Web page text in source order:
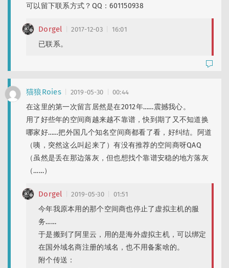
可以留下联系方式？QQ：601150938
Dorgel 2017-12-03 16:01
已联系。
猫狼Roies 2019-05-30 00:44
在这里的第一次留言居然是在2012年……震撼我心。
用了好些年的空间商越来越不靠谱，快到期了又不知道换
哪家好……把外国几个知名空间商都看了看，好纠结。阿道
（咦，突然这么叫起来了）有没有推荐的空间商呀QAQ
（虽然是丢在那边落灰，但也想找个靠谱安稳的地方落灰
（……）
Dorgel 2019-05-30 01:51
今年我原本用的那个空间商也停止了虚拟主机的服
务……
于是搬到了阿里云，用的是海外虚拟主机，可以绑定
在国外域名商注册的域名，也不用备案啥的。
附个传送：